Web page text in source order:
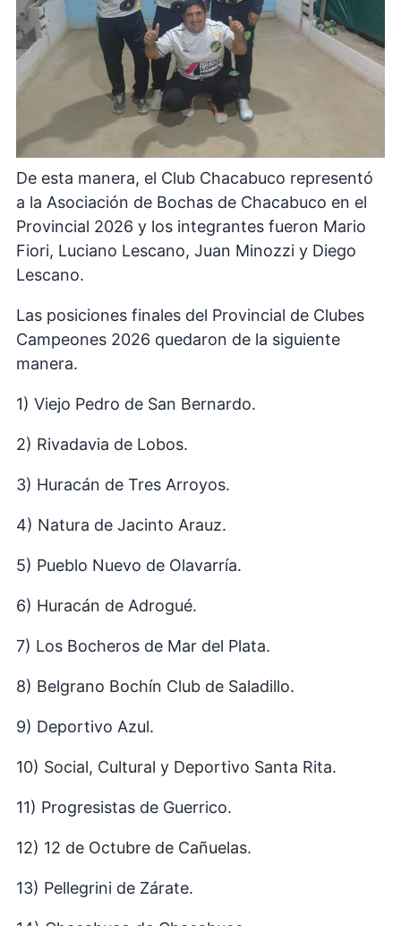
De esta manera, el Club Chacabuco representó
a la Asociación de Bochas de Chacabuco en el
Provincial 2026 y los integrantes fueron Mario
Fiori, Luciano Lescano, Juan Minozzi y Diego
Lescano.
Las posiciones finales del Provincial de Clubes
Campeones 2026 quedaron de la siguiente
manera.
1) Viejo Pedro de San Bernardo.
2) Rivadavia de Lobos.
3) Huracán de Tres Arroyos.
4) Natura de Jacinto Arauz.
5) Pueblo Nuevo de Olavarría.
6) Huracán de Adrogué.
7) Los Bocheros de Mar del Plata.
8) Belgrano Bochín Club de Saladillo.
9) Deportivo Azul.
10) Social, Cultural y Deportivo Santa Rita.
11) Progresistas de Guerrico.
12) 12 de Octubre de Cañuelas.
13) Pellegrini de Zárate.